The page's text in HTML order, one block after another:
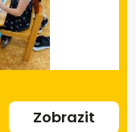
Zobrazit